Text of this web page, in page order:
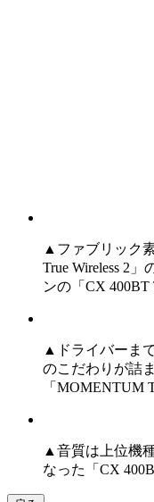
▲ファブリック
True Wireless 2
ンの「CX 400BT
▲ドライバーま
のこだわりが詰
「MOMENTUM
▲音質は上位機
なった「CX